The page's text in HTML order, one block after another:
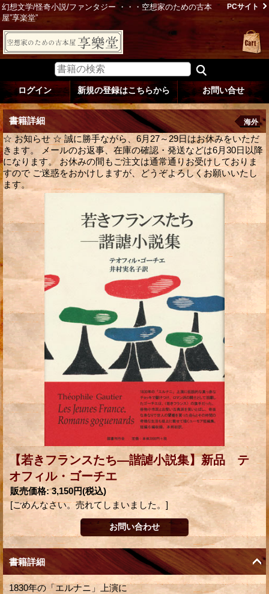
幻想文学/怪奇小説/ファンタジー ・・・空想家のための古本
屋”享楽堂”
PCサイト
ログイン 新規の登録はこちらから お問い合せ
書籍詳細 海外
☆ お知らせ ☆ 誠に勝手ながら、6月27～29日はお休みをいただ
きます。 メールのお返事、在庫の確認・発送などは6月30日以降
になります。 お休みの間もご注文は通常通りお受けしておりま
すので ご迷惑をおかけしますが、どうぞよろしくお願いいたし
ます。
【若きフランスたち―諧謔小説集】新品 テ
オフィル・ゴーチエ
販売価格: 3,150円(税込)
[ごめんなさい。売れてしまいました。]
書籍詳細
1830年の「エルナニ」上演に